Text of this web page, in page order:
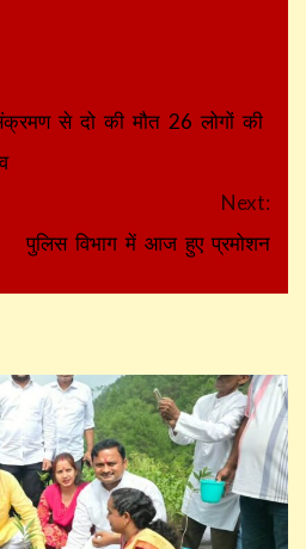
से दो की मौत 26 लोगों की
Next:
पुलिस विभाग में आज हुए प्रमोशन